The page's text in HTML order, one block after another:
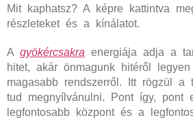
Mit kaphatsz? A képre kattintva
részleteket és a kínálatot.
A gyökércsakra energiája adja a
hitet, akár önmagunk hitéről
magasabb rendszerről. Itt rögzül
tud megnyílvánulni. Pont így, pont
legfontosabb központ és a